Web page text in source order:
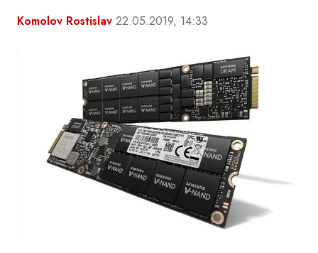
Komolov Rostislav 22.05.2019, 14:33